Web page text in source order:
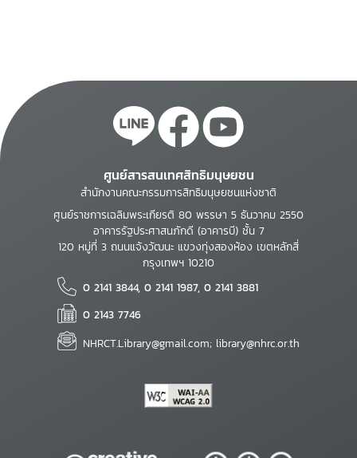
ศูนย์สารสนเทศสิทธิมนุษยชน
สำนักงานคณะกรรมการสิทธิมนุษยชนแห่งชาติ
ศูนย์ราชการเฉลิมพระเกียรติ 80 พรรษา 5 ธันวาคม 2550
อาคารรัฐประศาสนภักดี (อาคารบี) ชั้น 7
120 หมู่ที่ 3 ถนนแจ้งวัฒนะ แขวงทุ่งสองห้อง เขตหลักสี่
กรุงเทพฯ 10210
0 2141 3844, 0 2141 1987, 0 2141 3881
0 2143 7746
NHRCT.Library@gmail.com; library@nhrc.or.th